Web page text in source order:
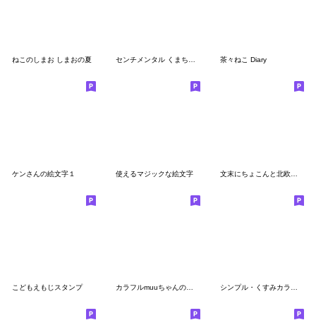
ねこのしまお しまおの夏 センチメンタル くまちゃん♡毎日セット 茶々ねこ Diary
ケンさんの絵文字１ 使えるマジックな絵文字
こどもえもじスタンプ